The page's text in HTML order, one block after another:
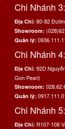
Chi Nhánh
Địa Chỉ: 80-82
Showroom:
Quản lý:
Chi Nhánh
Địa Chỉ: 92D
Gon Pearl)
Showroom:
Quản lý:
Chi Nhánh
Địa Chỉ: R107-108